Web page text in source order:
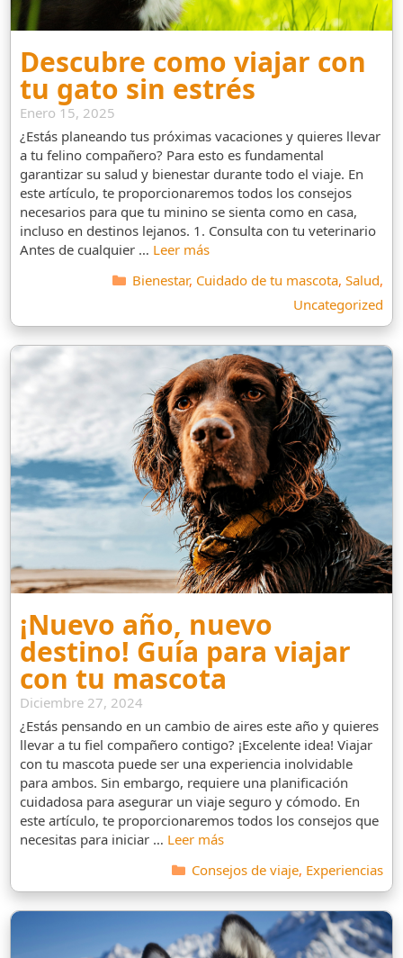
Descubre como viajar con
tu gato sin estrés
Enero 15, 2025
¿Estás planeando tus próximas vacaciones y quieres llevar
a tu felino compañero? Para esto es fundamental
garantizar su salud y bienestar durante todo el viaje. En
este artículo, te proporcionaremos todos los consejos
necesarios para que tu minino se sienta como en casa,
incluso en destinos lejanos. 1. Consulta con tu veterinario
Antes de cualquier … Leer más
Categorías
Bienestar, Cuidado de tu mascota, Salud,
Uncategorized
¡Nuevo año, nuevo
destino! Guía para viajar
con tu mascota
Diciembre 27, 2024
¿Estás pensando en un cambio de aires este año y quieres
llevar a tu fiel compañero contigo? ¡Excelente idea! Viajar
con tu mascota puede ser una experiencia inolvidable
para ambos. Sin embargo, requiere una planificación
cuidadosa para asegurar un viaje seguro y cómodo. En
este artículo, te proporcionaremos todos los consejos que
necesitas para iniciar … Leer más
Categorías
Consejos de viaje, Experiencias